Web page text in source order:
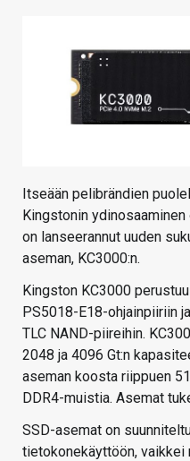
Itseään pelibrändien
Kingstonin
on lanseerannut uuden
aseman, KC3000:n.
Kingston KC3000
PS5018-E18-ohjainpiiriin
TLC NAND-piireihin.
2048 ja 4096 Gt:n
aseman koosta riippuen
DDR4-muistia. Asemat
SSD-asemat on
tietokonekäyttöön,